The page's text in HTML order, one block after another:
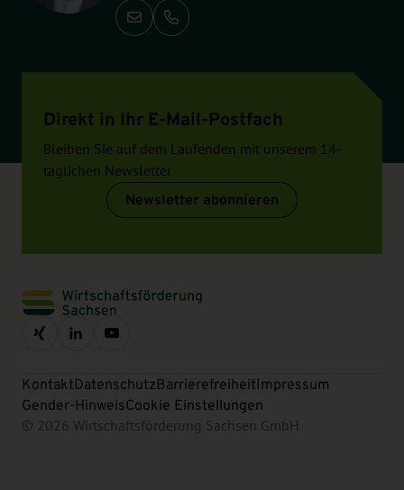
Anrufen: +49-351-2138 151
Direkt in Ihr E-Mail-Postfach
Bleiben Sie auf dem Laufenden mit unserem 14-
täglichen Newsletter
Newsletter abonnieren
KontaktDatenschutzBarrierefreiheitImpressum
Gender-HinweisCookie Einstellungen
© 2026 Wirtschaftsförderung Sachsen GmbH